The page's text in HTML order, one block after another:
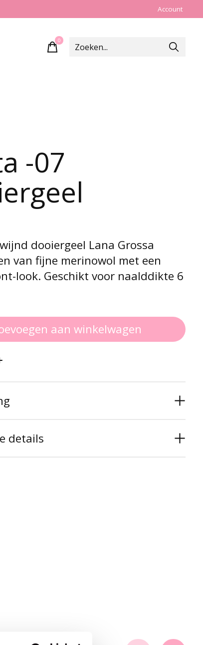
Account
0items
-07
dooiergeel Lana Grossa
van fijne merinowol met een
look. Geschikt voor naalddikte 6
aan winkelwagen
details